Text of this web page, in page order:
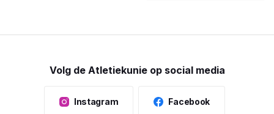
Volg de Atletiekunie op social media
Instagram Facebook